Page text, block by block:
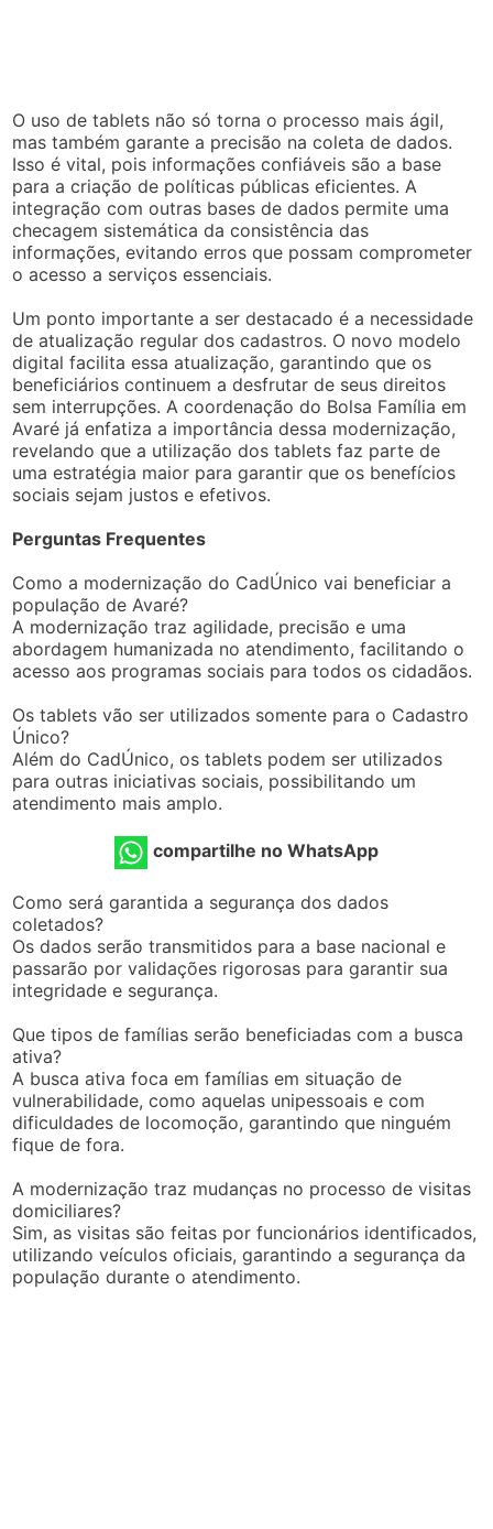
O uso de tablets não só torna o processo mais ágil,
mas também garante a precisão na coleta de dados.
Isso é vital, pois informações confiáveis são a base
para a criação de políticas públicas eficientes. A
integração com outras bases de dados permite uma
checagem sistemática da consistência das
informações, evitando erros que possam comprometer
o acesso a serviços essenciais.
Um ponto importante a ser destacado é a necessidade
de atualização regular dos cadastros. O novo modelo
digital facilita essa atualização, garantindo que os
beneficiários continuem a desfrutar de seus direitos
sem interrupções. A coordenação do Bolsa Família em
Avaré já enfatiza a importância dessa modernização,
revelando que a utilização dos tablets faz parte de
uma estratégia maior para garantir que os benefícios
sociais sejam justos e efetivos.
Perguntas Frequentes
Como a modernização do CadÚnico vai beneficiar a
população de Avaré?
A modernização traz agilidade, precisão e uma
abordagem humanizada no atendimento, facilitando o
acesso aos programas sociais para todos os cidadãos.
Os tablets vão ser utilizados somente para o Cadastro
Único?
Além do CadÚnico, os tablets podem ser utilizados
para outras iniciativas sociais, possibilitando um
atendimento mais amplo.
compartilhe no WhatsApp
Como será garantida a segurança dos dados
coletados?
Os dados serão transmitidos para a base nacional e
passarão por validações rigorosas para garantir sua
integridade e segurança.
Que tipos de famílias serão beneficiadas com a busca
ativa?
A busca ativa foca em famílias em situação de
vulnerabilidade, como aquelas unipessoais e com
dificuldades de locomoção, garantindo que ninguém
fique de fora.
A modernização traz mudanças no processo de visitas
domiciliares?
Sim, as visitas são feitas por funcionários identificados,
utilizando veículos oficiais, garantindo a segurança da
população durante o atendimento.